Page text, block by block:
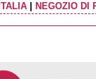
NEGOZIO DI
La Coop di